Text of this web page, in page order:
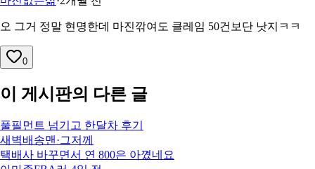
오 그거 정말 현명한데 마진깎여도 클레임 50건보단 낫지ㅋㅋ
0
이 게시판의 다른 글
풀필먼트 넘기고 한달차 후기
새벽배송맨·그저께
택배사 바꾸면서 연 800은 아꼈네요